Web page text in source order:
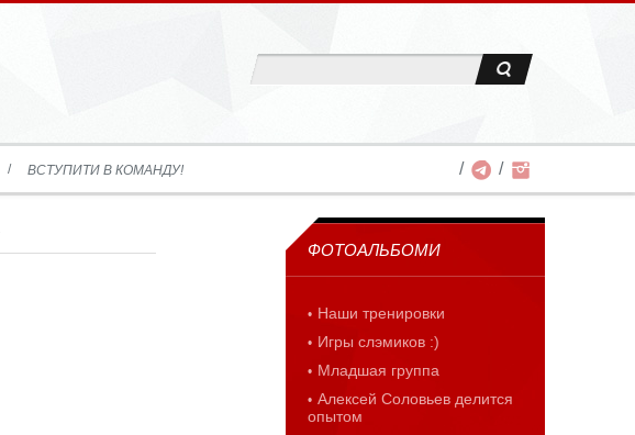
ВСТУПИТИ В КОМАНДУ!
ФОТОАЛЬБОМИ
Наши тренировки
Игры слэмиков :)
Младшая группа
Алексей Соловьев делится
опытом